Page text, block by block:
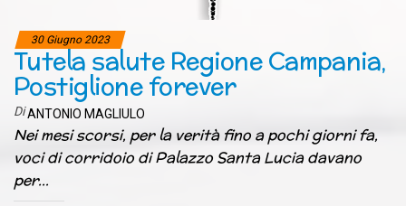
30 Giugno 2023
Tutela salute Regione Campania,
Postiglione forever
DiANTONIO MAGLIULO
Nei mesi scorsi, per la verità fino a pochi giorni fa,
voci di corridoio di Palazzo Santa Lucia davano
per…